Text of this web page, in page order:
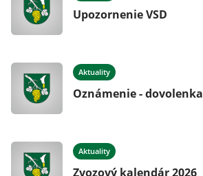
Upozornenie VSD
Aktuality
Oznámenie - dovolenka
Aktuality
Zvozový kalendár 2026